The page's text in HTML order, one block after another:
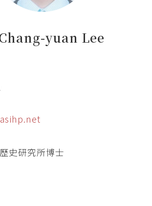
yuan Lee
史研究所博士